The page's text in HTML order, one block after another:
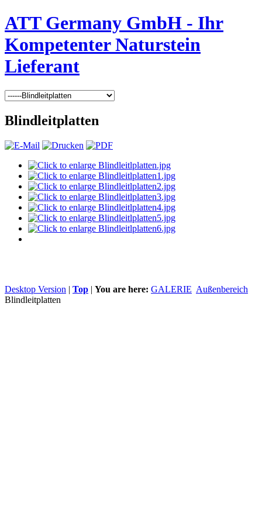
ATT Germany GmbH - Ihr
Kompetenter Naturstein
Lieferant
Blindleitplatten
Desktop Version | Top | You are here: GALERIE Außenbereich
Blindleitplatten